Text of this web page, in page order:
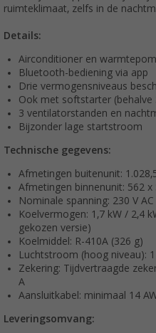
ruimteklimaat, zelfs in de
Details:
Airconditioner en
Bluetooth-bediening via app
Drie vermogensniveaus
Ook met softstarter (behalve
3 ventilatorstanden en
Bijzonder lage startstroom
Technische gegevens:
Afmetingen buitenunit:
Afmetingen binnenunit: 562 x
Nominale spanning: 230 V AC
Koelvermogen: 1,7 kW / 2,4
gekozen versie)
Koelmiddel: R-410A (326 g)
Luchtstroom (hoog niveau):
Zekering: Tijdvertraagde
A
Aansluitkabel: minimaal 14
Leveringsomvang: